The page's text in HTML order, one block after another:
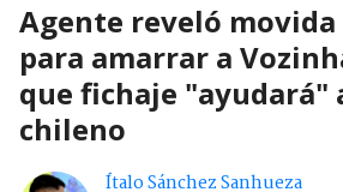
Agente reveló movida
para amarrar a
que fichaje "ayudará"
chileno
Ítalo Sánchez Sanhueza